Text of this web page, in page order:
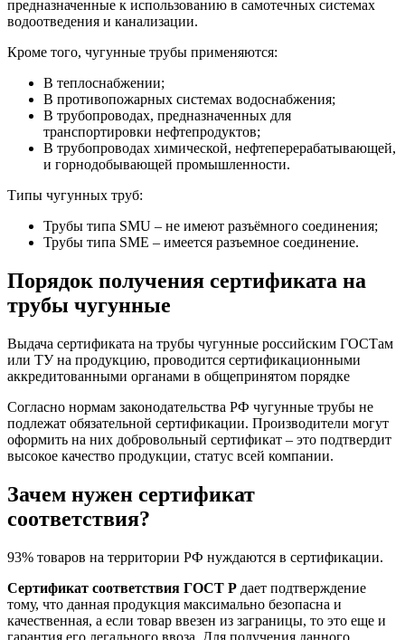
предназначенные к использованию в самотечных системах
водоотведения и канализации.
Кроме того, чугунные трубы применяются:
В теплоснабжении;
В противопожарных системах водоснабжения;
В трубопроводах, предназначенных для
транспортировки нефтепродуктов;
В трубопроводах химической, нефтеперерабатывающей,
и горнодобывающей промышленности.
Типы чугунных труб:
Трубы типа SMU – не имеют разъёмного соединения;
Трубы типа SME – имеется разъемное соединение.
Порядок получения сертификата на
трубы чугунные
Выдача сертификата на трубы чугунные российским ГОСТам
или ТУ на продукцию, проводится сертификационными
аккредитованными органами в общепринятом порядке
Согласно нормам законодательства РФ чугунные трубы не
подлежат обязательной сертификации. Производители могут
оформить на них добровольный сертификат – это подтвердит
высокое качество продукции, статус всей компании.
Зачем нужен сертификат
соответствия?
93% товаров на территории РФ нуждаются в сертификации.
Сертификат соответствия ГОСТ Р дает подтверждение
тому, что данная продукция максимально безопасна и
качественная, а если товар ввезен из заграницы, то это еще и
гарантия его легального ввоза. Для получения данного